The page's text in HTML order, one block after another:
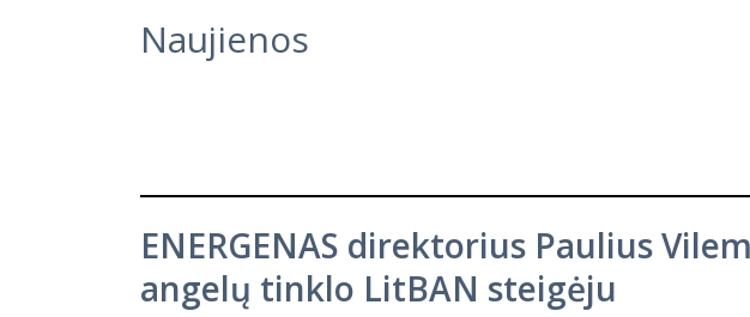
Naujienos
ENERGENAS direktorius Paulius
angelų tinklo LitBAN steigėju